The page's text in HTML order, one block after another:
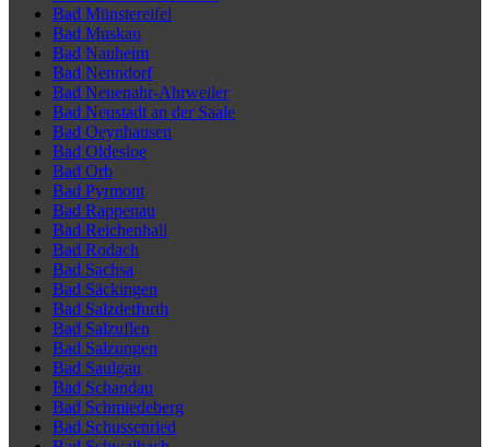
Bad Münstereifel
Bad Muskau
Bad Nauheim
Bad Nenndorf
Bad Neuenahr-Ahrweiler
Bad Neustadt an der Saale
Bad Oeynhausen
Bad Oldesloe
Bad Orb
Bad Pyrmont
Bad Rappenau
Bad Reichenhall
Bad Rodach
Bad Sachsa
Bad Säckingen
Bad Salzdetfurth
Bad Salzuflen
Bad Salzungen
Bad Saulgau
Bad Schandau
Bad Schmiedeberg
Bad Schussenried